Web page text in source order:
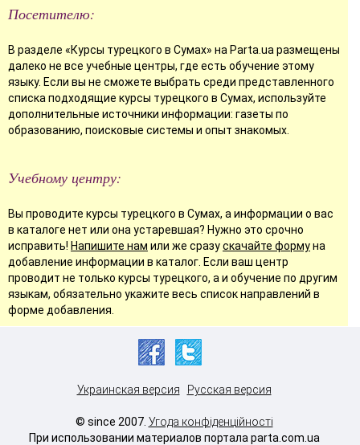
Посетителю:
В разделе «Курсы турецкого в Сумах» на Parta.ua размещены
далеко не все учебные центры, где есть обучение этому
языку. Если вы не сможете выбрать среди представленного
списка подходящие курсы турецкого в Сумах, используйте
дополнительные источники информации: газеты по
образованию, поисковые системы и опыт знакомых.
Учебному центру:
Вы проводите курсы турецкого в Сумах, а информации о вас
в каталоге нет или она устаревшая? Нужно это срочно
исправить! Напишите нам или же сразускачайте формуна
добавление информации в каталог. Если ваш центр
проводит не только курсы турецкого, а и обучение по другим
языкам, обязательно укажите весь список направлений в
форме добавления.
Украинская версия Русская версия
© since 2007. Угода конфіденційності
При использовании материалов портала parta.com.ua